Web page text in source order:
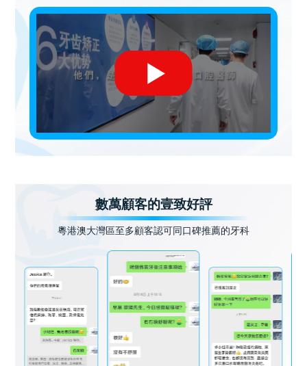
數萬顧客的壹致好評
粵港澳大灣區至多顧客認可同口碑推薦的牙科